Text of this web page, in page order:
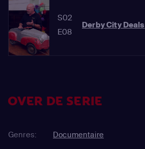
S02
E08
Derby City Deals
OVER DE SERIE
Genres: Documentaire